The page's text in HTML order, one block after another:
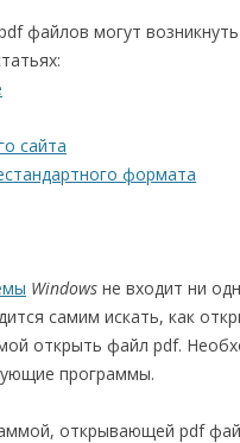
файлов могут
сайта
формата
Windows не входит ни
самим искать, как
открыть файл pdf.
программы.
открывающей pdf